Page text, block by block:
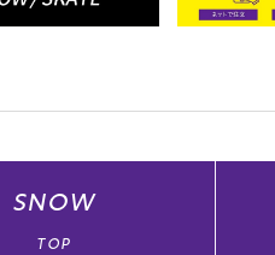
SNOW
TOP